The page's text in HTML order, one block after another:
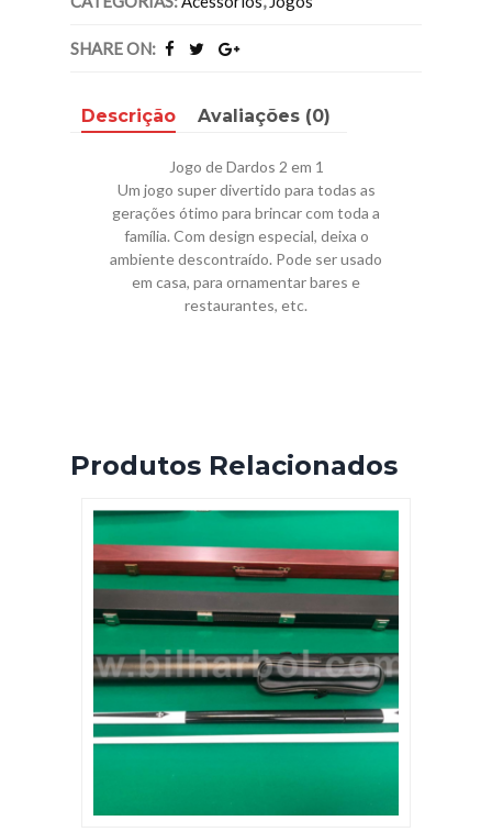
SHARE ON:
Descrição Avaliações (0)
Jogo de Dardos 2 em 1
Um jogo super divertido para todas as
gerações ótimo para brincar com toda a
família. Com design especial, deixa o
ambiente descontraído. Pode ser usado
em casa, para ornamentar bares e
restaurantes, etc.
Produtos Relacionados